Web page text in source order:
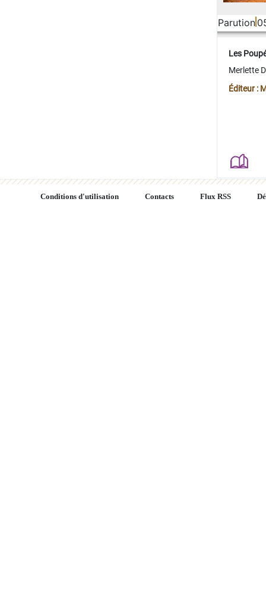
Parution
Les
Merlette
Éditeur :
Conditions d'utilisation Contacts Flux RSS